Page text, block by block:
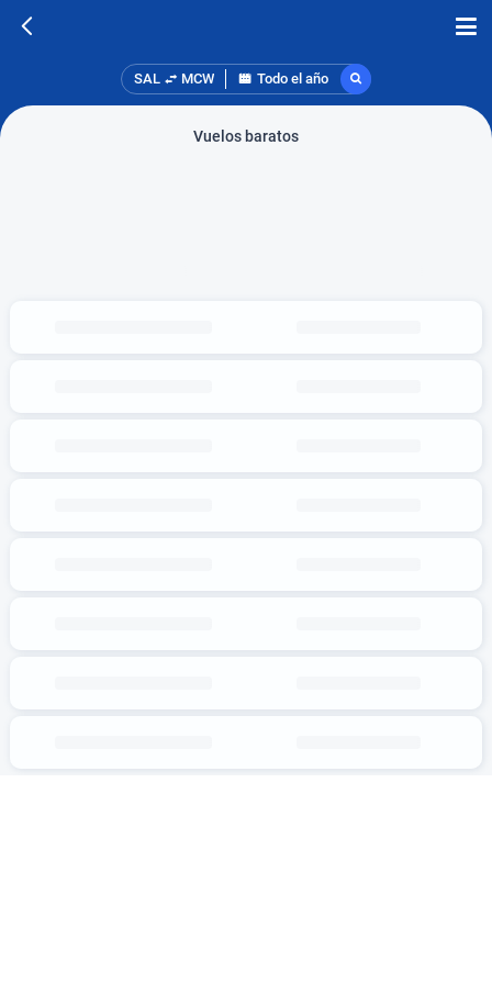
SAL MCW Todo el año
Vuelos baratos